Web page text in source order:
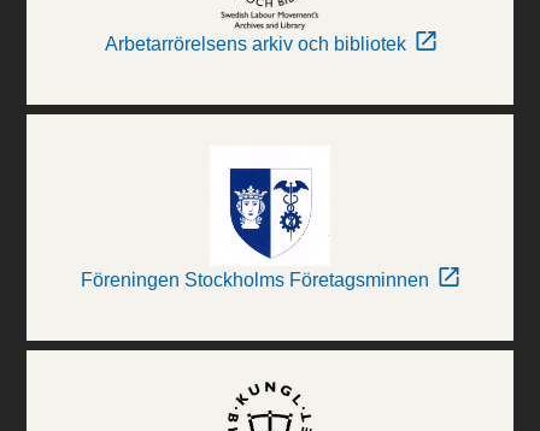
Arbetarrörelsens arkiv och bibliotek
Föreningen Stockholms Företagsminnen